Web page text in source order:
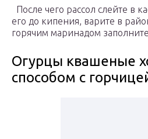
После чего рассол слейте в
его до кипения, варите в
горячим маринадом
Огурцы квашеные
способом с